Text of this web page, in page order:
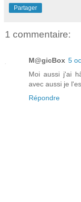
Partager
1 commentaire:
M@gicBox 5
Moi aussi j'ai
avec aussi je
Répondre